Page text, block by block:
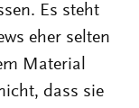
Es steht
eher selten
Material
dass sie